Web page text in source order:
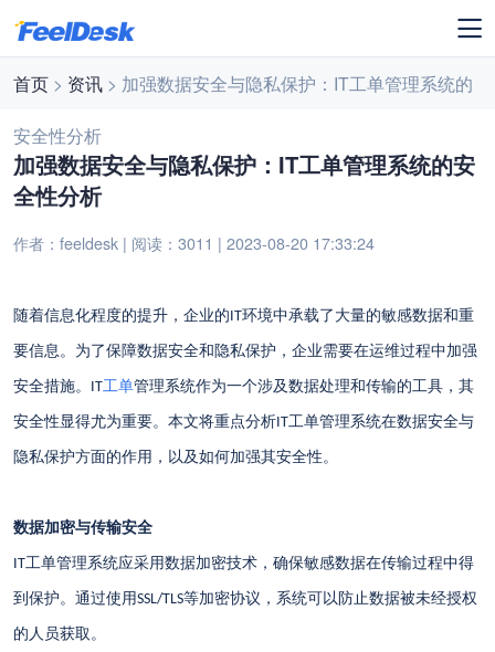
首页 > 资讯 > 加强数据安全与隐私保护：IT工单管理系统的
安全性分析
加强数据安全与隐私保护：IT工单管理系统的安
全性分析
作者：feeldesk | 阅读：3011 | 2023-08-20 17:33:24
随着信息化程度的提升，企业的IT环境中承载了大量的敏感数据和重
要信息。为了保障数据安全和隐私保护，企业需要在运维过程中加强
安全措施。 IT工单管理系统作为一个涉及数据处理和传输的工具，其
安全性显得尤为重要。本文将重点分析IT工单管理系统在数据安全与
隐私保护方面的作用，以及如何加强其安全性。
数据加密与传输安全
IT工单管理系统应采用数据加密技术，确保敏感数据在传输过程中得
到保护。通过使用SSL/TLS等加密协议，系统可以防止数据被未经授权
的人员获取。